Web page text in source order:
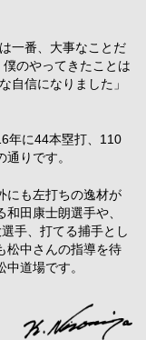
一番、大事なことだ
僕のやってきたことは
自信になりました」
年に44本塁打、110
りです。
にも左打ちの逸材が
田康士朗選手や、
手、打てる捕手とし
松中さんの指導を待
道場です。